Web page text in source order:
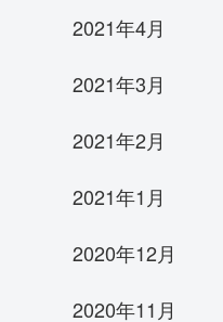
2021年4月
2021年3月
2021年2月
2021年1月
2020年12月
2020年11月